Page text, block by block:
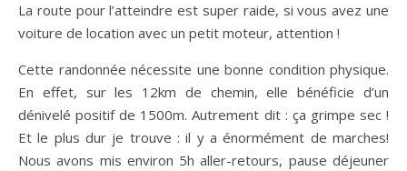
La route pour l’atteindre est super raide, si vous avez une
voiture de location avec un petit moteur, attention !
Cette randonnée nécessite une bonne condition physique.
En effet, sur les 12km de chemin, elle bénéficie d’un
dénivelé positif de 1500m. Autrement dit : ça grimpe sec !
Et le plus dur je trouve : il y a énormément de marches!
Nous avons mis environ 5h aller-retours, pause déjeuner